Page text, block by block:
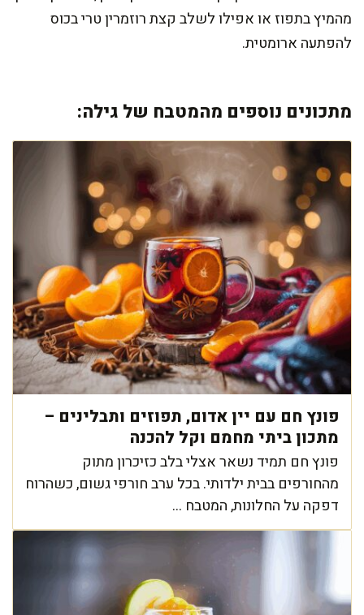
מהמיץ בתפוז או אפילו לשלב קצת רוזמרין טרי בכוס
להפתעה ארומטית.
מתכונים נוספים מהמטבח של גילה:
פונץ חם עם יין אדום, תפוזים ותבלינים –
מתכון ביתי מחמם וקל להכנה
פונץ חם תמיד נשאר אצלי בלב כזיכרון מתוק
מהחורפים בבית ילדותי. בכל ערב חורפי גשום, כשהרוח
דפקה על החלונות, המטבח ...